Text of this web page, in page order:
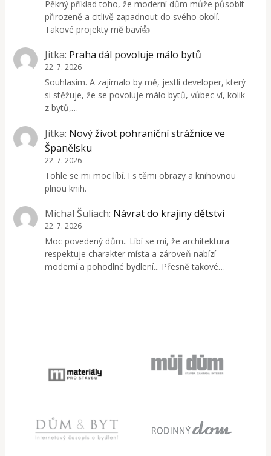
Pěkný příklad toho, že moderní dům může působit
přirozeně a citlivě zapadnout do svého okolí.
Takové projekty mě baví👍
Jitka: Praha dál povoluje málo bytů
22. 7. 2026
Souhlasím. A zajímalo by mě, jestli developer, který
si stěžuje, že se povoluje málo bytů, vůbec ví, kolik
z bytů,…
Jitka: Nový život pohraniční strážnice ve
Španělsku
22. 7. 2026
Tohle se mi moc líbí. I s těmi obrazy a knihovnou
plnou knih.
Michal Šuliach: Návrat do krajiny dětství
22. 7. 2026
Moc povedený dům.. Líbí se mi, že architektura
respektuje charakter místa a zároveň nabízí
moderní a pohodlné bydlení... Přesně takové…